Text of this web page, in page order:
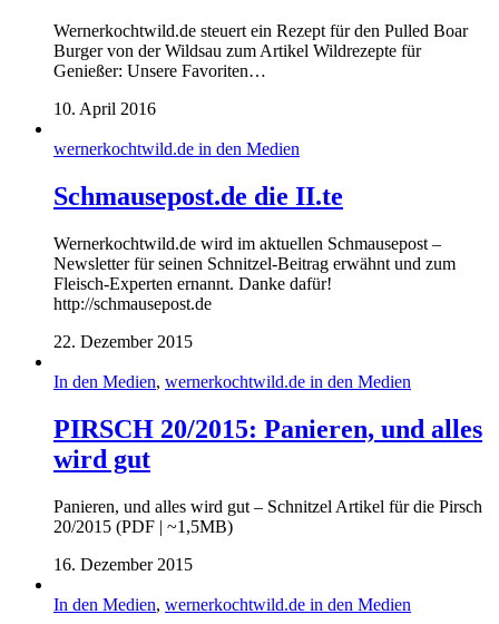
Wernerkochtwild.de steuert ein Rezept für den Pulled Boar
Burger von der Wildsau zum Artikel Wildrezepte für
Genießer: Unsere Favoriten…
10. April 2016
wernerkochtwild.de in den Medien
Schmausepost.de die II.te
Wernerkochtwild.de wird im aktuellen Schmausepost –
Newsletter für seinen Schnitzel-Beitrag erwähnt und zum
Fleisch-Experten ernannt. Danke dafür!
http://schmausepost.de
22. Dezember 2015
In den Medien, wernerkochtwild.de in den Medien
PIRSCH 20/2015: Panieren, und alles
wird gut
Panieren, und alles wird gut – Schnitzel Artikel für die Pirsch
20/2015 (PDF | ~1,5MB)
16. Dezember 2015
In den Medien, wernerkochtwild.de in den Medien